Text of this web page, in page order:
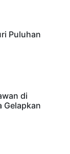
Puluhan
di
Gelapkan